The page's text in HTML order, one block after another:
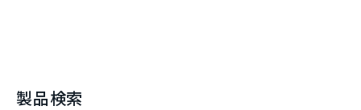
製品検索